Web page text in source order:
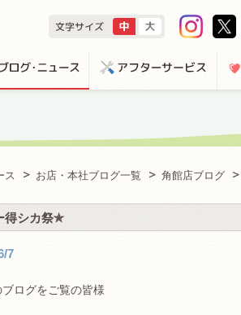
ス お店・本社ブログ一覧 角館店ブログ
得シカ祭✯
7
ログをご覧の皆様